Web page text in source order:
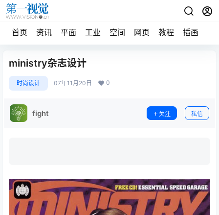
首页 资讯 平面 工业 空间 网页 教程 插画
ministry杂志设计
时尚设计 07年11月20日 0
fight 关注 私信